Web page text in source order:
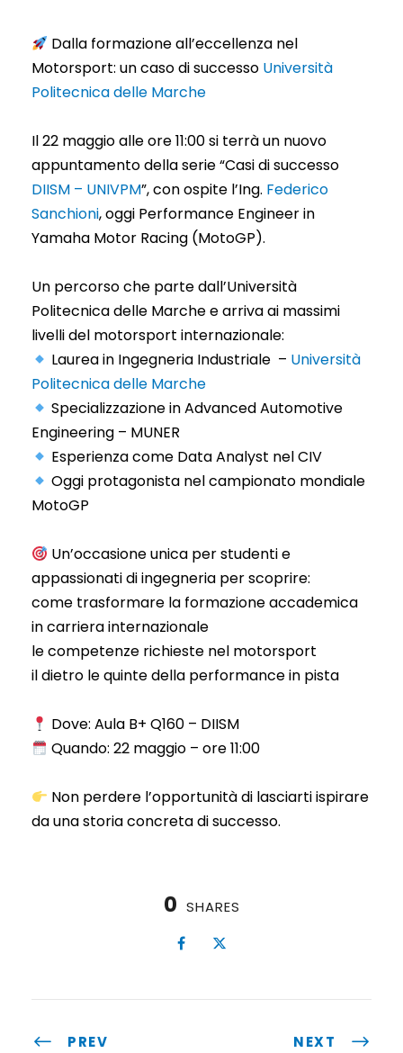
Dalla formazione all’eccellenza nel
Motorsport: un caso di successo Università
Politecnica delle Marche
Il 22 maggio alle ore 11:00 si terrà un nuovo
appuntamento della serie “Casi di successo
DIISM – UNIVPM”, con ospite l’Ing. Federico
Sanchioni, oggi Performance Engineer in
Yamaha Motor Racing (MotoGP).
Un percorso che parte dall’Università
Politecnica delle Marche e arriva ai massimi
livelli del motorsport internazionale:
Laurea in Ingegneria Industriale – Università
Politecnica delle Marche
Specializzazione in Advanced Automotive
Engineering – MUNER
Esperienza come Data Analyst nel CIV
Oggi protagonista nel campionato mondiale
MotoGP
Un’occasione unica per studenti e
appassionati di ingegneria per scoprire:
come trasformare la formazione accademica
in carriera internazionale
le competenze richieste nel motorsport
il dietro le quinte della performance in pista
Dove: Aula B+ Q160 – DIISM
Quando: 22 maggio – ore 11:00
Non perdere l’opportunità di lasciarti ispirare
da una storia concreta di successo.
0 SHARES
PREV NEXT